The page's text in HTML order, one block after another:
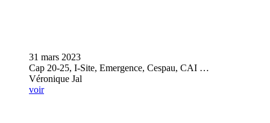
31 mars 2023
Cap 20-25, I-Site, Emergence, Cespau, CAI …
Véronique Jal
voir